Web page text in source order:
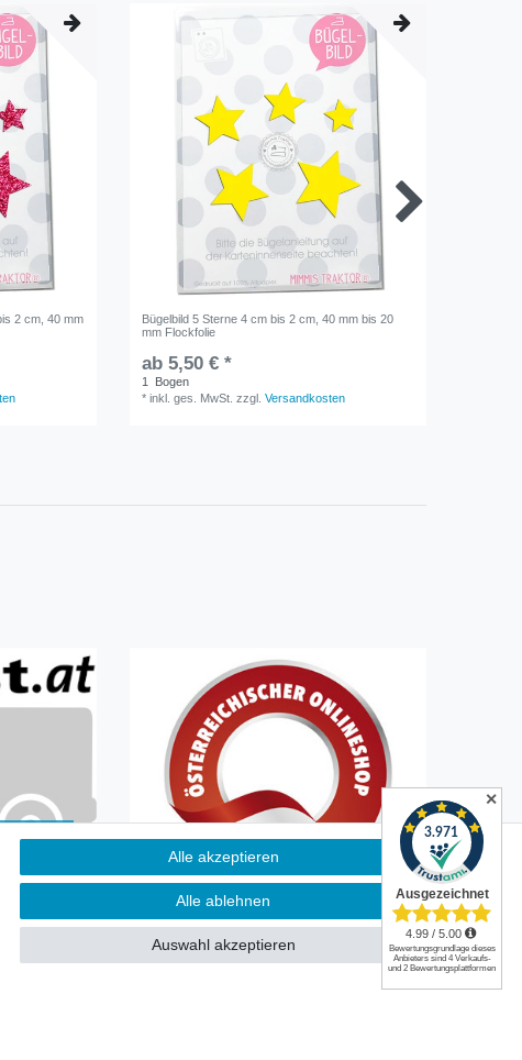
2 cm, 40 mm
Bügelbild 5 Sterne 4 cm bis 2 cm, 40 mm bis 20
mm Flockfolie
ab 5,50 € *
1
Bogen
*inkl. ges. MwSt. zzgl.Versandkosten
Alle akzeptieren
Alle ablehnen
Auswahl akzeptieren
✕